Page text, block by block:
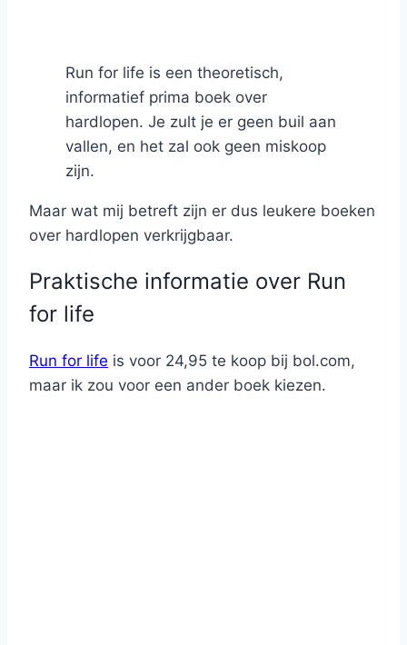
Run for life is een theoretisch,
informatief prima boek over
hardlopen. Je zult je er geen buil aan
vallen, en het zal ook geen miskoop
zijn.
Maar wat mij betreft zijn er dus leukere boeken
over hardlopen verkrijgbaar.
Praktische informatie over Run
for life
Run for life is voor 24,95 te koop bij bol.com,
maar ik zou voor een ander boek kiezen.